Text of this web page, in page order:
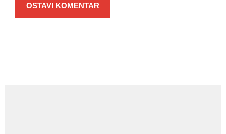
OSTAVI KOMENTAR